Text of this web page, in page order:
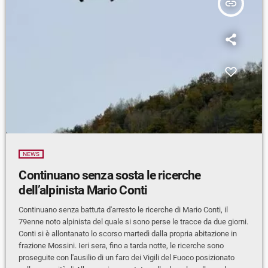
insert_link
NEWS
Continuano senza sosta le ricerche
dell’alpinista Mario Conti
Continuano senza battuta d'arresto le ricerche di Mario Conti, il
79enne noto alpinista del quale si sono perse le tracce da due giorni.
Conti si è allontanato lo scorso martedì dalla propria abitazione in
frazione Mossini. Ieri sera, fino a tarda notte, le ricerche sono
proseguite con l'ausilio di un faro dei Vigili del Fuoco posizionato